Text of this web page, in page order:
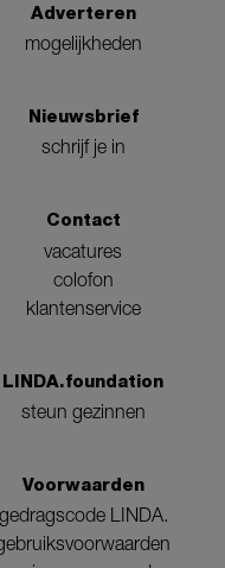
Adverteren
mogelijkheden
Nieuwsbrief
schrijf je in
Contact
vacatures
colofon
klantenservice
LINDA.foundation
steun gezinnen
Voorwaarden
gedragscode LINDA.